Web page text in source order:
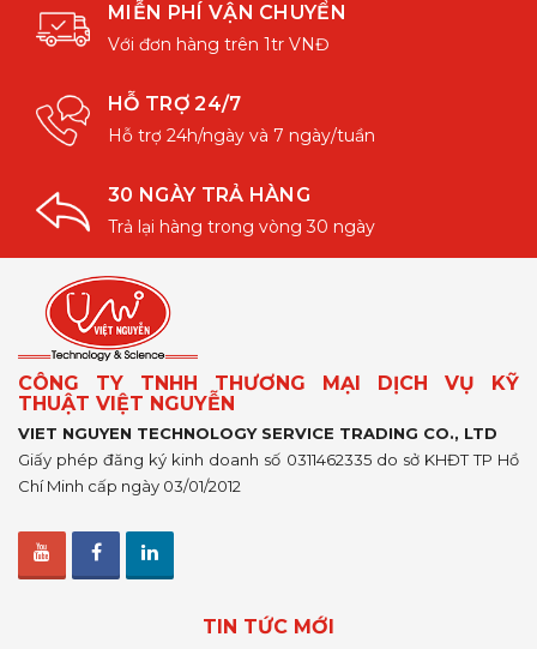
MIỄN PHÍ VẬN CHUYỂN
Với đơn hàng trên 1tr VNĐ
HỖ TRỢ 24/7
Hỗ trợ 24h/ngày và 7 ngày/tuần
30 NGÀY TRẢ HÀNG
Trả lại hàng trong vòng 30 ngày
CÔNG TY TNHH THƯƠNG MẠI DỊCH VỤ KỸ
THUẬT VIỆT NGUYỄN
VIET NGUYEN TECHNOLOGY SERVICE TRADING CO., LTD
Giấy phép đăng ký kinh doanh số 0311462335 do sở KHĐT TP Hồ
Chí Minh cấp ngày 03/01/2012
TIN TỨC MỚI